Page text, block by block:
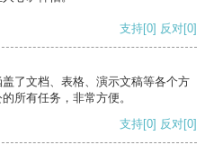
支持[0] 反对[0]
了文档、表格、演示文稿等各个方
所有任务，非常方便。
支持[0] 反对[0]